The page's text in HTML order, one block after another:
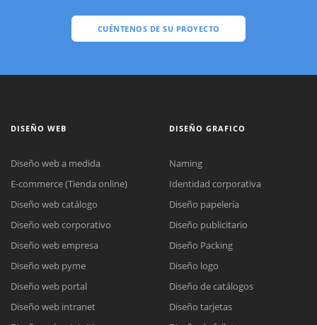
CUÉNTENOS DE SU PROYECTO
DISEÑO WEB
Diseño web a medida
E-commerce (Tienda online)
Diseño web catálogo
Diseño web corporativo
Diseño web empresa
Diseño web pyme
Diseño web portal
Diseño web intranet
DISEÑO GRAFICO
Naming
Identidad corporativa
Diseño papelería
Diseño publicitario
Diseño Packing
Diseño logo
Diseño de catálogos
Diseño tarjetas